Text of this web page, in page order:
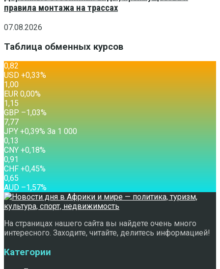
правила монтажа на трассах
07.08.2026
Таблица обменных курсов
0,82
USD +0,33%
1,00
EUR 0,00%
1,15
GBP –1,03%
7,77
JPY +0,39% За 1 000
0,13
CNY +0,18%
0,91
CHF +0,45%
0,65
AUD –1,57%
На страницах нашего сайта вы найдете очень много
интересного. Заходите, читайте, делитесь информацией!
Категории